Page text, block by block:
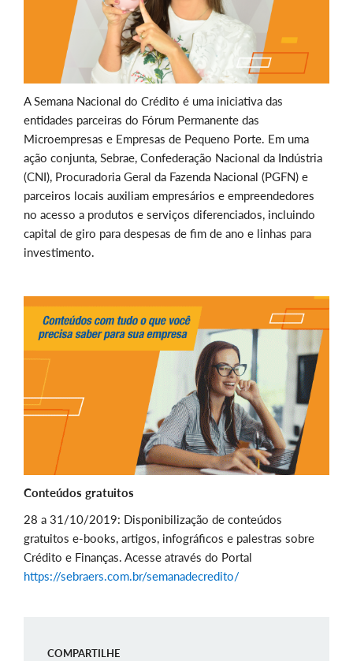
A Semana Nacional do Crédito é uma iniciativa das
entidades parceiras do Fórum Permanente das
Microempresas e Empresas de Pequeno Porte. Em uma
ação conjunta, Sebrae, Confederação Nacional da Indústria
(CNI), Procuradoria Geral da Fazenda Nacional (PGFN) e
parceiros locais auxiliam empresários e empreendedores
no acesso a produtos e serviços diferenciados, incluindo
capital de giro para despesas de fim de ano e linhas para
investimento.
Conteúdos gratuitos
28 a 31/10/2019: Disponibilização de conteúdos
gratuitos e-books, artigos, infográficos e palestras sobre
Crédito e Finanças. Acesse através do Portal
https://sebraers.com.br/semanadecredito/
COMPARTILHE